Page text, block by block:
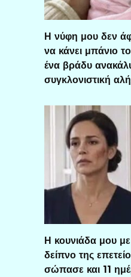
Η νύφη μου δεν
να κάνει μπάνιο
ένα βράδυ
συγκλονιστική
Η κουνιάδα μου
δείπνο της
σώπασε και 11